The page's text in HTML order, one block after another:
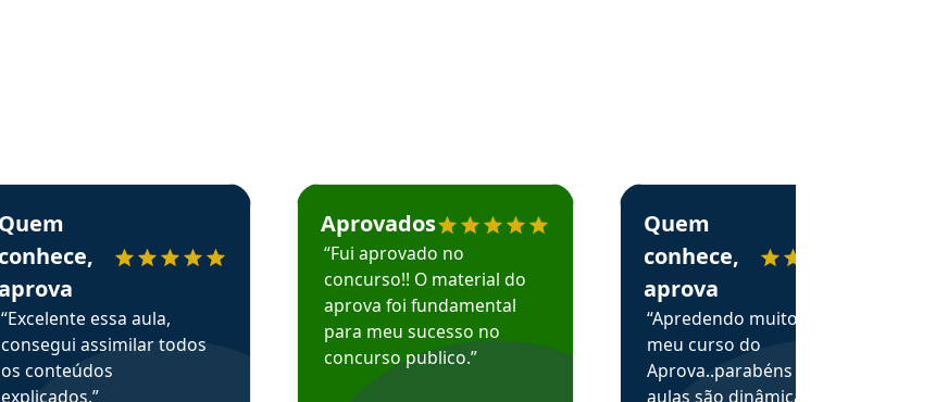
depoimento
Sergio recomenda o Aprova Concursos em depoimento
Quem
conhece,
“Excelente essa aula,
consegui assimilar todos
os conteúdos
explicados.”
Estudante Mário recomenda o Aprova Concursos em depoimento
Aprovados
“Fui aprovado no
concurso!! O material do
aprova foi fundamental
para meu sucesso no
concurso publico.”
Estudante Alessandra recomenda o Aprova
Quem
conhece,
aprova
“Apredendo muito no
meu curso do
Aprova..parabéns pelas
aulas são dinâmicas e